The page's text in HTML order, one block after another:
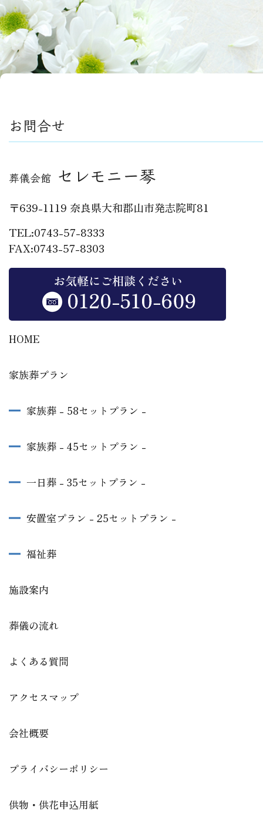
お問合せ
葬儀会館 セレモニー琴
〒639-1119 奈良県大和郡山市発志院町81
TEL:0743-57-8333
FAX:0743-57-8303
HOME
家族葬プラン
家族葬 - 58セットプラン -
家族葬 - 45セットプラン -
一日葬 - 35セットプラン -
安置室プラン - 25セットプラン -
福祉葬
施設案内
葬儀の流れ
よくある質問
アクセスマップ
会社概要
プライバシーポリシー
供物・供花申込用紙